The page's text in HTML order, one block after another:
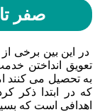
صفر
در این بین برخی
تعویق انداختن
به تحصیل می کنند
که در ابتدا ذکر
اهدافی است که